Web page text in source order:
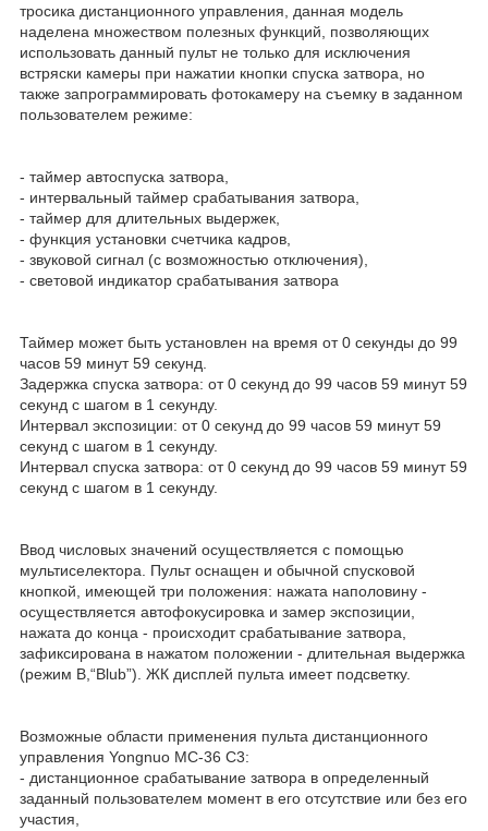
тросика дистанционного управления, данная модель
наделена множеством полезных функций, позволяющих
использовать данный пульт не только для исключения
встряски камеры при нажатии кнопки спуска затвора, но
также запрограммировать фотокамеру на съемку в заданном
пользователем режиме:
- таймер автоспуска затвора,
- интервальный таймер срабатывания затвора,
- таймер для длительных выдержек,
- функция установки счетчика кадров,
- звуковой сигнал (с возможностью отключения),
- световой индикатор срабатывания затвора
Таймер может быть установлен на время от 0 секунды до 99
часов 59 минут 59 секунд.
Задержка спуска затвора: от 0 секунд до 99 часов 59 минут 59
секунд с шагом в 1 секунду.
Интервал экспозиции: от 0 секунд до 99 часов 59 минут 59
секунд с шагом в 1 секунду.
Интервал спуска затвора: от 0 секунд до 99 часов 59 минут 59
секунд с шагом в 1 секунду.
Ввод числовых значений осуществляется с помощью
мультиселектора. Пульт оснащен и обычной спусковой
кнопкой, имеющей три положения: нажата наполовину -
осуществляется автофокусировка и замер экспозиции,
нажата до конца - происходит срабатывание затвора,
зафиксирована в нажатом положении - длительная выдержка
(режим B,“Blub”). ЖК дисплей пульта имеет подсветку.
Возможные области применения пульта дистанционного
управления Yongnuo MC-36 C3:
- дистанционное срабатывание затвора в определенный
заданный пользователем момент в его отсутствие или без его
участия,